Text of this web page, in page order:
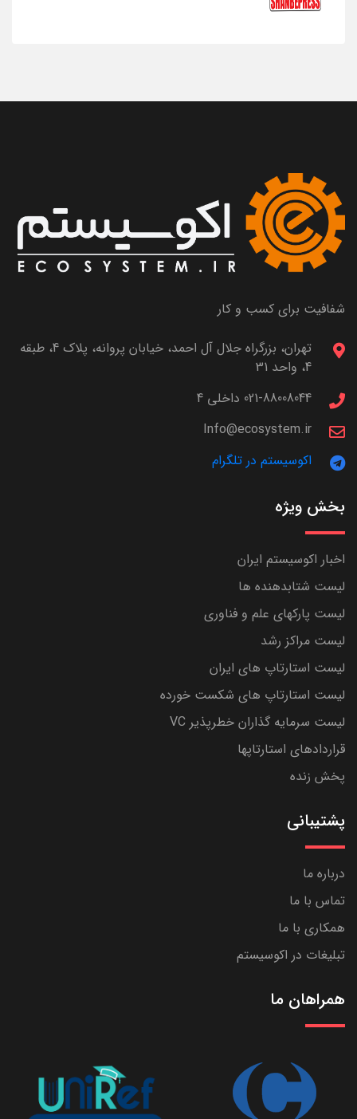
شفافیت برای کسب و کار
تهران، بزرگراه جلال آل احمد، خیابان پروانه، پلاک 4، طبقه
4، واحد 31
021-88008044 داخلی 4
Info@ecosystem.ir
اکوسیستم در تلگرام
بخش ویژه
اخبار اکوسیستم ایران
لیست شتابدهنده ها
لیست پارکهای علم و فناوری
لیست مراکز رشد
لیست استارتاپ های ایران
لیست استارتاپ های شکست خورده
لیست سرمایه گذاران خطرپذیر VC
قراردادهای استارتاپها
پخش زنده
پشتیبانی
درباره ما
تماس با ما
همکاری با ما
تبلیغات در اکوسیستم
همراهان ما